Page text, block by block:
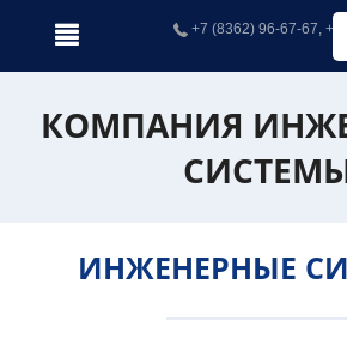
+7 (8362) 96-67-67, +7
КОМПАНИЯ
ИНЖЕНЕРНЫЕ